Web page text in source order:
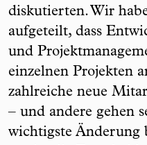
diskutierten. Wir
aufgeteilt, dass
und
einzelnen Projekten
zahlreiche neue
– und andere gehen
wichtigste Änderung